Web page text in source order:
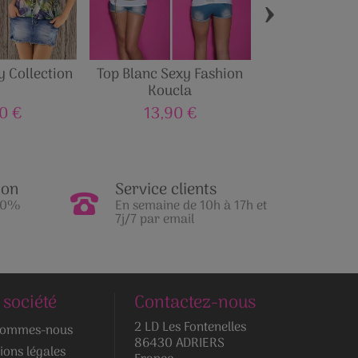
Collection
€
Top Blanc Sexy Fashion
Koucla
13,90 €
›
Service clients
En semaine de 10h à 17h et
7j/7 par email
nous
légales
Contactez-nous
2 LD Les Fontenelles
86430 ADRIERS